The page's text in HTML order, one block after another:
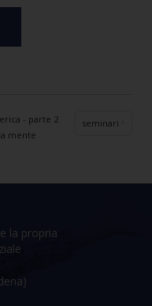
- parte 2
mente
seminari
la propria